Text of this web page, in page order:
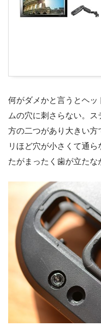
何がダメかと言うとヘ
ムの穴に刺さらない。
方の二つがあり大きい方
リほど穴が小さくて通
たがまったく歯が立たな